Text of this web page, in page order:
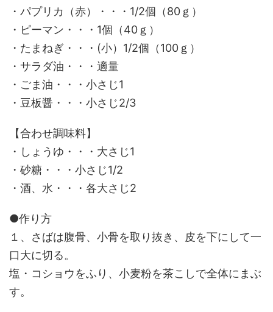
・パプリカ（赤）・・・1/2個（80ｇ）
・ピーマン・・・1個（40ｇ）
・たまねぎ・・・(小）1/2個（100ｇ）
・サラダ油・・・適量
・ごま油・・・小さじ1
・豆板醤・・・小さじ2/3
【合わせ調味料】
・しょうゆ・・・大さじ1
・砂糖・・・小さじ1/2
・酒、水・・・各大さじ2
●作り方
１、さばは腹骨、小骨を取り抜き、皮を下にして一
口大に切る。
塩・コショウをふり、小麦粉を茶こしで全体にまぶ
す。